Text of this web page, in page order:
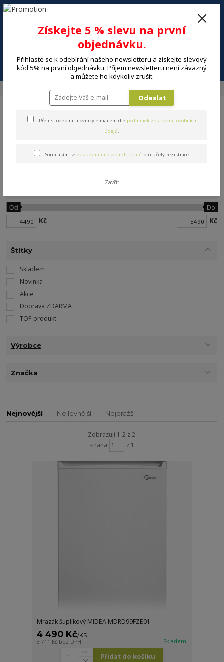
Menu
+420 602 494 600
Šuplíkové mrazáky
Kč
Od Do
Kč
Štítky
Skladem
Novinka
Akce
Doprava ZDARMA
TOP produkt
Výrobce
Značka
Nejnovější Nejlevnější Nejdražší
Zobrazuji 1-2 z 2
strana
z 1
Mrazák šuplíkový MIDEA MDRD99FZE01
4 490 Kč/KS
3 711 Kč bez DPH Skladem
Přidat do košíku
Získejte 5 % slevu na první
objednávku.
Přihlaste se k odebírání našeho newsletteru a získejte slevový
kód 5% na první objednávku. Příjem newsletteru není závazný
a můžete ho kdykoliv zrušit.
Odeslat
Přeji si odebírat novinky e-mailem dle podmínek zpracování osobních
údajů.
Souhlasím se zpracováním osobních údajů pro účely registrace.
Zavřít